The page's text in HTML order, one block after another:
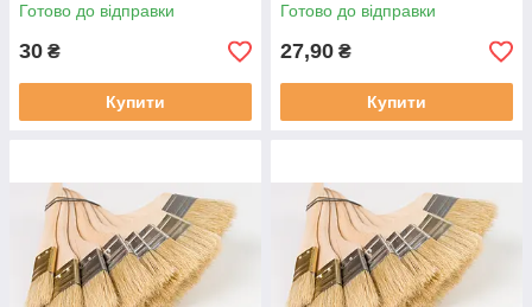
Готово до відправки
30 ₴
Купити
Готово до відправки
27,90 ₴
Купити